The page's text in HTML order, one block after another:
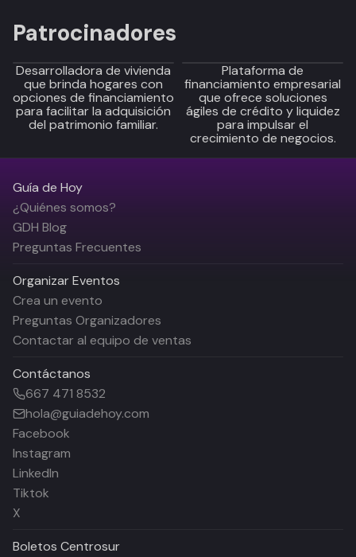
Patrocinadores
Desarrolladora de vivienda
que brinda hogares con
opciones de financiamiento
para facilitar la adquisición
del patrimonio familiar.
Plataforma de
financiamiento empresarial
que ofrece soluciones
ágiles de crédito y liquidez
para impulsar el
crecimiento de negocios.
Guía de Hoy
¿Quiénes somos?
GDH Blog
Preguntas Frecuentes
Organizar Eventos
Crea un evento
Preguntas Organizadores
Contactar al equipo de ventas
Contáctanos
667 471 8532
hola@guiadehoy.com
Facebook
Instagram
LinkedIn
Tiktok
X
Boletos Centrosur